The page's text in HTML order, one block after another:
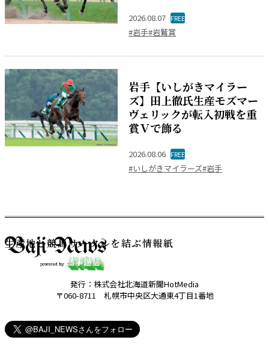
2026.08.07 FREE
#岩手#岩鷲賞
岩手【いしがきマイラー
ズ】田上徹氏生産モズマー
ヴェリックが転入初戦を重
賞Ｖで飾る
2026.08.06 FREE
#いしがきマイラーズ#岩手
生産地と競馬サークルを結ぶ情報紙
発行：株式会社北海道新聞HotMedia
〒060-8711 札幌市中央区大通東4丁目1番地